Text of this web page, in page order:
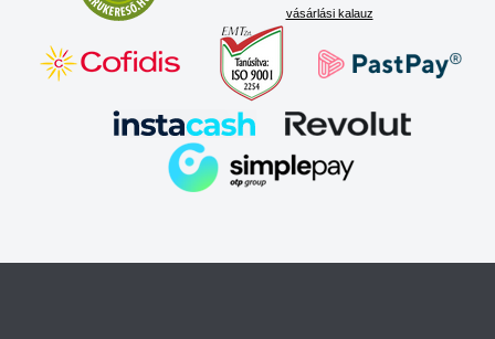
vásárlási kalauz